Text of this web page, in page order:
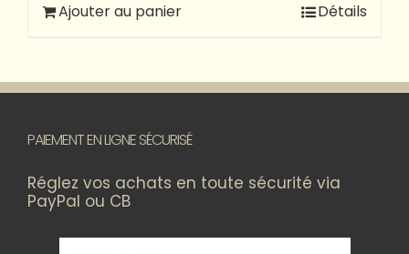
Ajouter au panier Détails
PAIEMENT EN LIGNE SÉCURISÉ
Réglez vos achats en toute sécurité via
PayPal ou CB